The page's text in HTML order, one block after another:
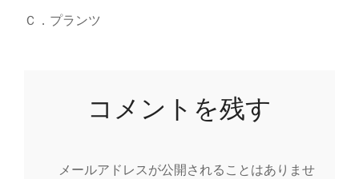
Ｃ．プランツ
コメントを残す
メールアドレスが公開されることはありませ